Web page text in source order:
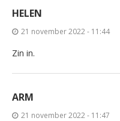
HELEN
21 november 2022 - 11:44
Zin in.
ARM
21 november 2022 - 11:47